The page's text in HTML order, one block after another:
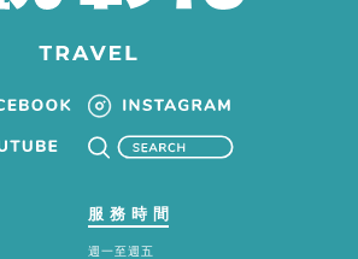
服務時間
週一至週五